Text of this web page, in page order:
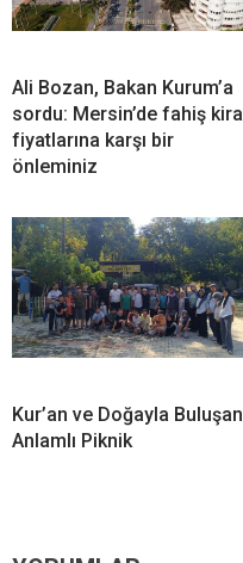
Ali Bozan, Bakan Kurum’a
sordu: Mersin’de fahiş kira
fiyatlarına karşı bir
önleminiz
Kur’an ve Doğayla Buluşan
Anlamlı Piknik